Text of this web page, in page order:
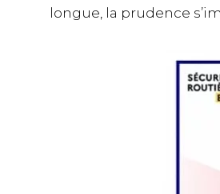
longue, la prudence